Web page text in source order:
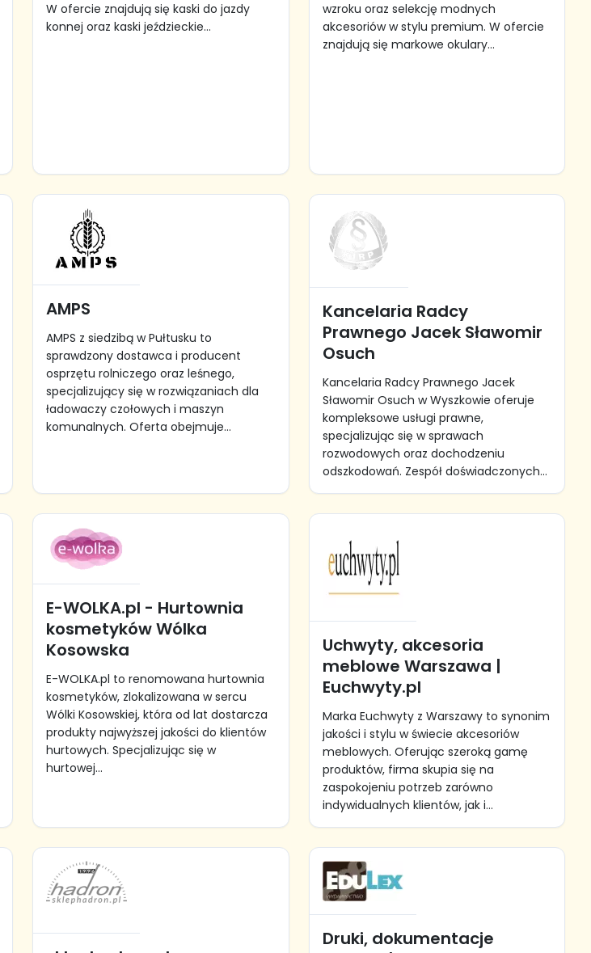
W ofercie znajdują się kaski do jazdy
konnej oraz kaski jeździeckie...
wzroku oraz selekcję modnych
akcesoriów w stylu premium. W ofercie
znajdują się markowe okulary...
AMPS
AMPS z siedzibą w Pułtusku to
sprawdzony dostawca i producent
osprzętu rolniczego oraz leśnego,
specjalizujący się w rozwiązaniach dla
ładowaczy czołowych i maszyn
komunalnych. Oferta obejmuje...
Kancelaria Radcy
Prawnego Jacek Sławomir
Osuch
Kancelaria Radcy Prawnego Jacek
Sławomir Osuch w Wyszkowie oferuje
kompleksowe usługi prawne,
specjalizując się w sprawach
rozwodowych oraz dochodzeniu
odszkodowań. Zespół doświadczonych...
E-WOLKA.pl - Hurtownia
kosmetyków Wólka
Kosowska
E-WOLKA.pl to renomowana hurtownia
kosmetyków, zlokalizowana w sercu
Wólki Kosowskiej, która od lat dostarcza
produkty najwyższej jakości do klientów
hurtowych. Specjalizując się w
hurtowej...
Uchwyty, akcesoria
meblowe Warszawa |
Euchwyty.pl
Marka Euchwyty z Warszawy to synonim
jakości i stylu w świecie akcesoriów
meblowych. Oferując szeroką gamę
produktów, firma skupia się na
zaspokojeniu potrzeb zarówno
indywidualnych klientów, jak i...
Druki, dokumentacje